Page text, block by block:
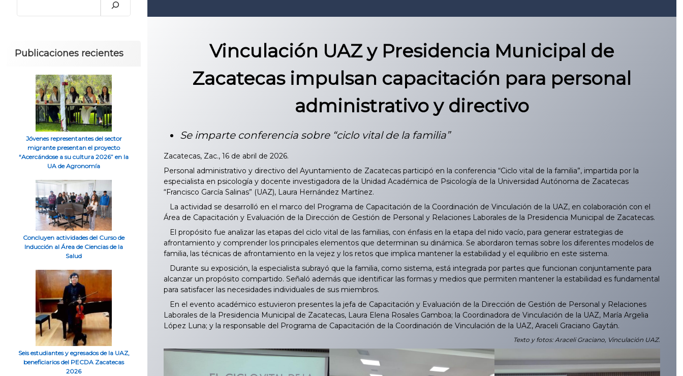
Vinculación UAZ y Presidencia Municipal de
Zacatecas impulsan capacitación para personal
administrativo y directivo
Se imparte conferencia sobre “ciclo vital de la familia”
Zacatecas, Zac., 16 de abril de 2026.
Personal administrativo y directivo del Ayuntamiento de Zacatecas participó en la conferencia “Ciclo vital de la familia”, impartida por la
especialista en psicología y docente investigadora de la Unidad Académica de Psicología de la Universidad Autónoma de Zacatecas
“Francisco García Salinas” (UAZ), Laura Hernández Martínez.
La actividad se desarrolló en el marco del Programa de Capacitación de la Coordinación de Vinculación de la UAZ, en colaboración con el
Área de Capacitación y Evaluación de la Dirección de Gestión de Personal y Relaciones Laborales de la Presidencia Municipal de Zacatecas.
El propósito fue analizar las etapas del ciclo vital de las familias, con énfasis en la etapa del nido vacío, para generar estrategias de
afrontamiento y comprender los principales elementos que determinan su dinámica. Se abordaron temas sobre los diferentes modelos de
familia, las técnicas de afrontamiento en la vejez y los retos que implica mantener la estabilidad y el equilibrio en este sistema.
Durante su exposición, la especialista subrayó que la familia, como sistema, está integrada por partes que funcionan conjuntamente para
alcanzar un propósito compartido. Señaló además que identificar las formas y medios que permiten mantener la estabilidad es fundamental
para satisfacer las necesidades individuales de sus miembros.
En el evento académico estuvieron presentes la jefa de Capacitación y Evaluación de la Dirección de Gestión de Personal y Relaciones
Laborales de la Presidencia Municipal de Zacatecas, Laura Elena Rosales Gamboa; la Coordinadora de Vinculación de la UAZ, María Argelia
López Luna; y la responsable del Programa de Capacitación de la Coordinación de Vinculación de la UAZ, Araceli Graciano Gaytán.
Texto y fotos: Araceli Graciano, Vinculación UAZ.
Publicaciones recientes
Jóvenes representantes del sector
migrante presentan el proyecto
“Acercándose a su cultura 2026” en la
UA de Agronomía
Concluyen actividades del Curso de
Inducción al Área de Ciencias de la
Salud
Seis estudiantes y egresados de la UAZ,
beneficiarios del PECDA Zacatecas
2026